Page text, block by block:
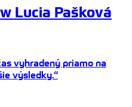
Lucia Pašková